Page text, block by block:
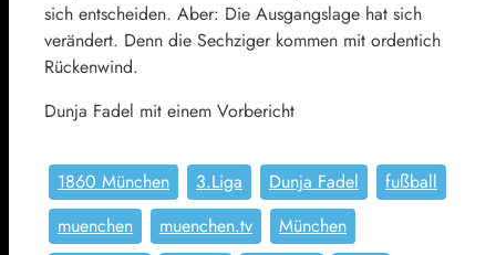
sich entscheiden. Aber: Die Ausgangslage hat sich
verändert. Denn die Sechziger kommen mit ordentich
Rückenwind.
Dunja Fadel mit einem Vorbericht
1860 München 3.Liga Dunja Fadel
fußball
muenchen
muenchen.tv
München